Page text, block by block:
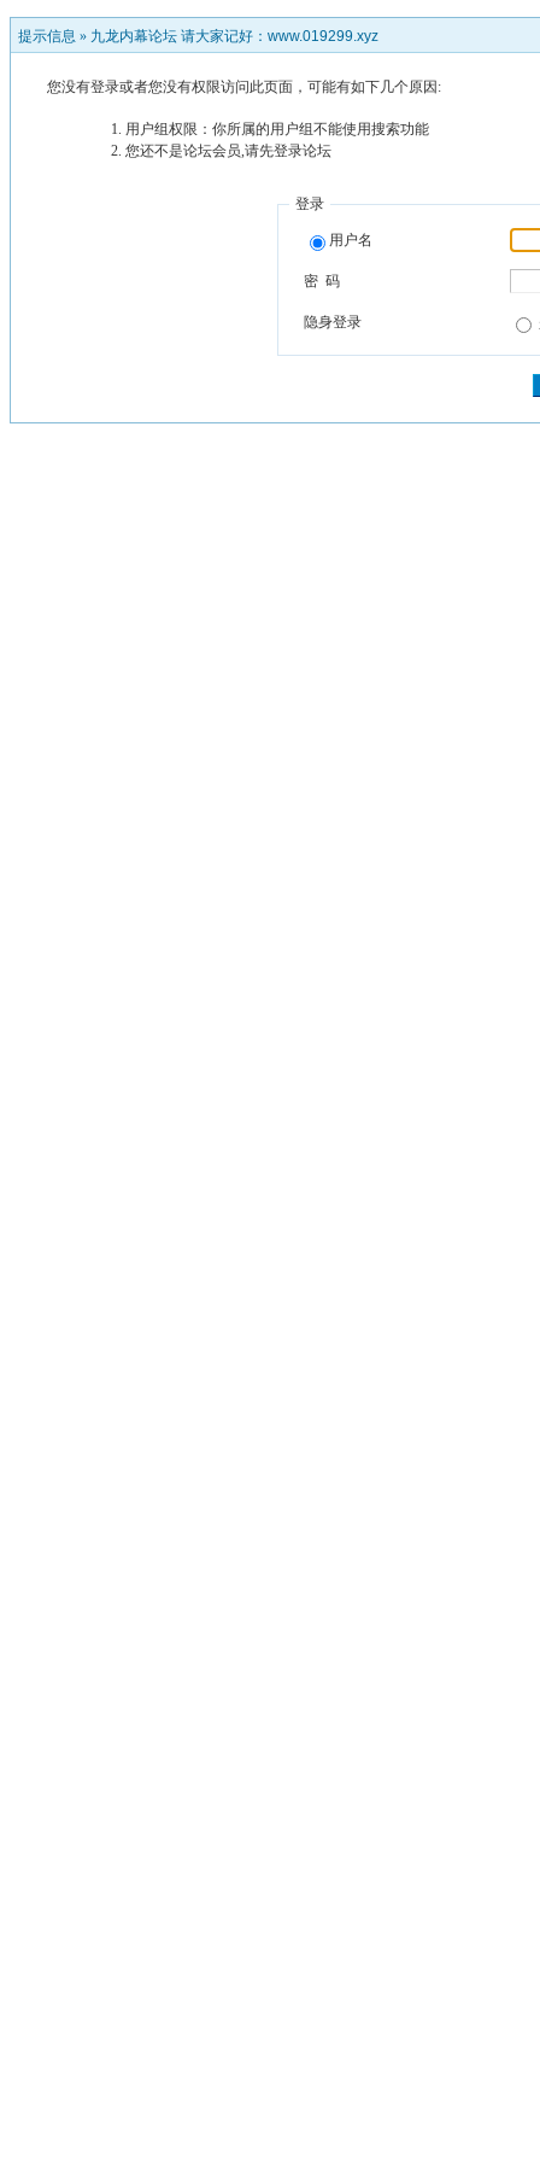
提示信息 » 九龙内幕论坛 请大家记好：www.019299.xyz
您没有登录或者您没有权限访问此页面，可能有如下几个原因:
用户组权限：你所属的用户组不能使用搜索功能
您还不是论坛会员,请先登录论坛
登录
用户名
密 码
隐身登录